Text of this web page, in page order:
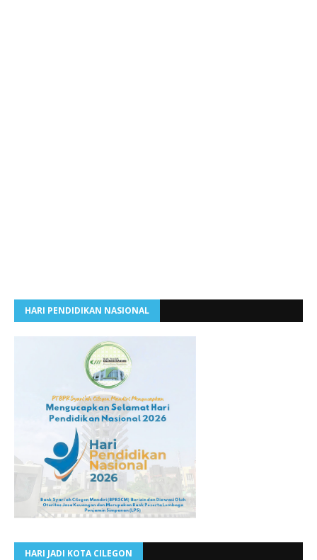
HARI PENDIDIKAN NASIONAL
HARI JADI KOTA CILEGON